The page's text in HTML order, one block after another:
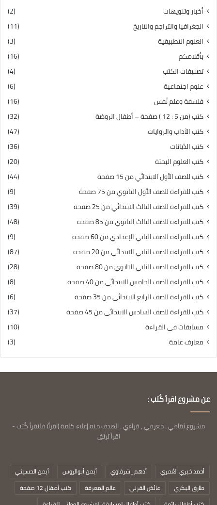
أخبار وتنويهات
(2)
الجغرافيا والتراجم والتاريخ
(11)
العلوم التطبيقية
(3)
بأقلامكم
(16)
تصنيفات الكتب
(4)
علوم اجتماعية
(6)
فلسفة وعلم نّفس
(16)
كتب (من 5 : 12 ) صفحة – أطفال الروضة
(32)
كتب الآداب والروايات
(47)
كتب الدّيانات
(36)
كتب العلوم البحتة
(20)
كتب للصف الأول الابتدائي من 15 صفحة
(44)
كتب للقراءة للصف الأول الثانوي من 75 صفحة
(9)
كتب للقراءة للصف الثالث الابتدائي من 25 صفحة
(39)
كتب للقراءة للصف الثالث الثانوي من 85 صفحة
(48)
كتب للقراءة للصف الثاني الإعدادي من 60 صفحة
(9)
كتب للقراءة للصف الثاني الابتدائي من 20 صفحة
(87)
كتب للقراءة للصف الثاني الثانوي من 80 صفحة
(28)
كتب للقراءة للصف الخامس الابتدائي من 40 صفحة
(8)
كتب للقراءة للصف الرابع الابتدائي من 35 صفحة
(6)
كتب للقراءة للصف السادس الابتدائي من 45 صفحة
(37)
مسابقات في القراءة
(10)
معارف عامة
(3)
عن مشروع اقرأ كُتب :
مشروع ثقافي ، معرفي ، قراءي ، الهدف منه إعلاء كلمة (اقرأ) فلنقرأ كُتب -
اقرأ ترتق
أحمد خيري العُمري أدهم_شرقاوي أيمن أبوالروس
أيمن الحسيني
طارق البكري
عائض القرني عالم المعرفة
كتب أطفال 12 صفحة